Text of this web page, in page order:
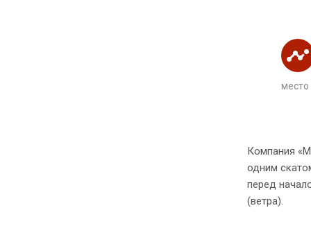
место
Компания
одним
перед
(ветра).